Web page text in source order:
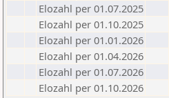
Elozahl per 01.07.2025
Elozahl per 01.10.2025
Elozahl per 01.01.2026
Elozahl per 01.04.2026
Elozahl per 01.07.2026
Elozahl per 01.10.2026